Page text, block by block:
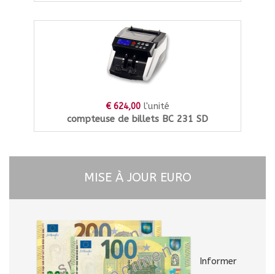
€ 624,00 l'unité
compteuse de billets BC 231 SD
MISE À JOUR EURO
Informer